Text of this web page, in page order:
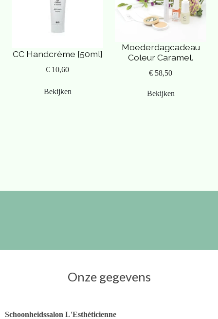
CC Handcrème [50ml]
€ 10,60
Bekijken
Moederdagcadeau
Coleur Caramel.
€ 58,50
Bekijken
Onze gegevens
Schoonheidssalon L'Esthéticienne